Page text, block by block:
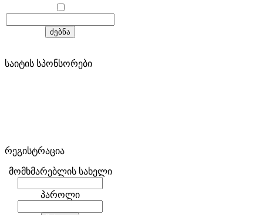
საიტის სპონსორები
რეგისტრაცია
მომხმარებლის სახელი
პაროლი